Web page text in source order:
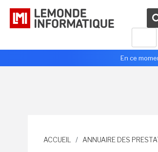
En ce
ACCUEIL / ANNUAIRE DES